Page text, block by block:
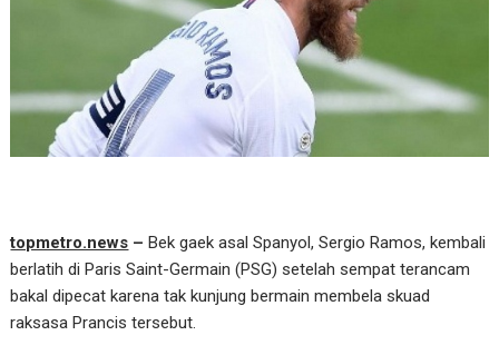
topmetro.news – Bek gaek asal Spanyol, Sergio Ramos, kembali
berlatih di Paris Saint-Germain (PSG) setelah sempat terancam
bakal dipecat karena tak kunjung bermain membela skuad
raksasa Prancis tersebut.